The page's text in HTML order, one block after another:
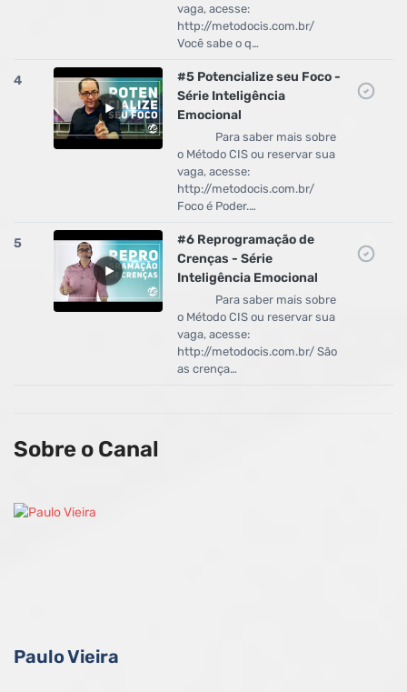
vaga, acesse:
http://metodocis.com.br/
Você sabe o q…
4
#5 Potencialize seu Foco -
Série Inteligência
Emocional
Para saber mais sobre
o Método CIS ou reservar sua
vaga, acesse:
http://metodocis.com.br/
Foco é Poder.…
5
#6 Reprogramação de
Crenças - Série
Inteligência Emocional
Para saber mais sobre
o Método CIS ou reservar sua
vaga, acesse:
http://metodocis.com.br/ São
as crença…
Sobre o Canal
Paulo Vieira